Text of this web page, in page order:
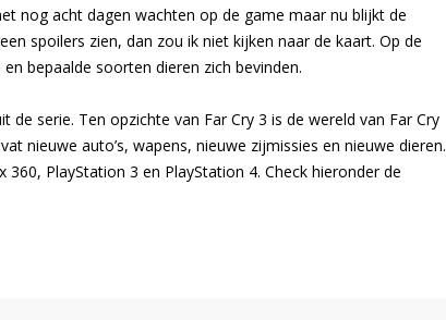
nog acht dagen wachten op de game maar nu blijkt de
spoilers zien, dan zou ik niet kijken naar de kaart. Op de
bepaalde soorten dieren zich bevinden.
serie. Ten opzichte van Far Cry 3 is de wereld van Far Cry
nieuwe auto’s, wapens, nieuwe zijmissies en nieuwe dieren.
PlayStation 3 en PlayStation 4. Check hieronder de